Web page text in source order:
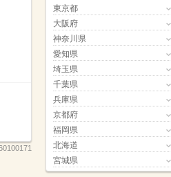
東京都
大阪府
神奈川県
愛知県
埼玉県
千葉県
兵庫県
京都府
福岡県
北海道
宮城県